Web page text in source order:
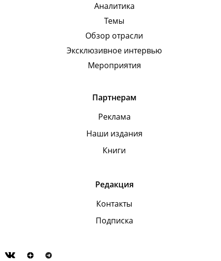
Аналитика
Темы
Обзор отрасли
Эксклюзивное интервью
Мероприятия
Партнерам
Реклама
Наши издания
Книги
Редакция
Контакты
Подписка